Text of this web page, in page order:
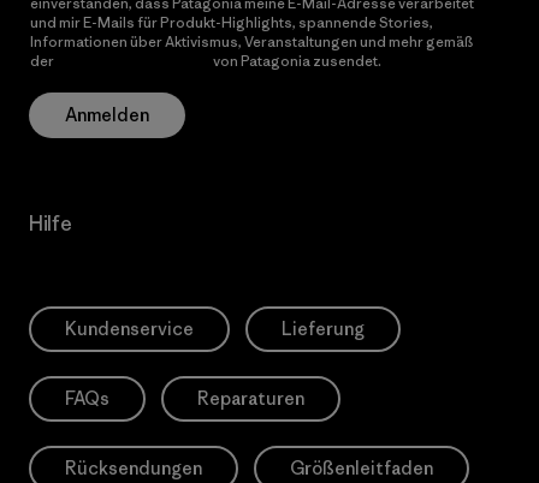
und mir E-Mails für Produkt-Highlights, spannende Stories,
Informationen über Aktivismus, Veranstaltungen und mehr gemäß
der
von Patagonia zusendet.
Anmelden
Hilfe
Kundenservice Lieferung
FAQs Reparaturen
Rücksendungen Größenleitfaden